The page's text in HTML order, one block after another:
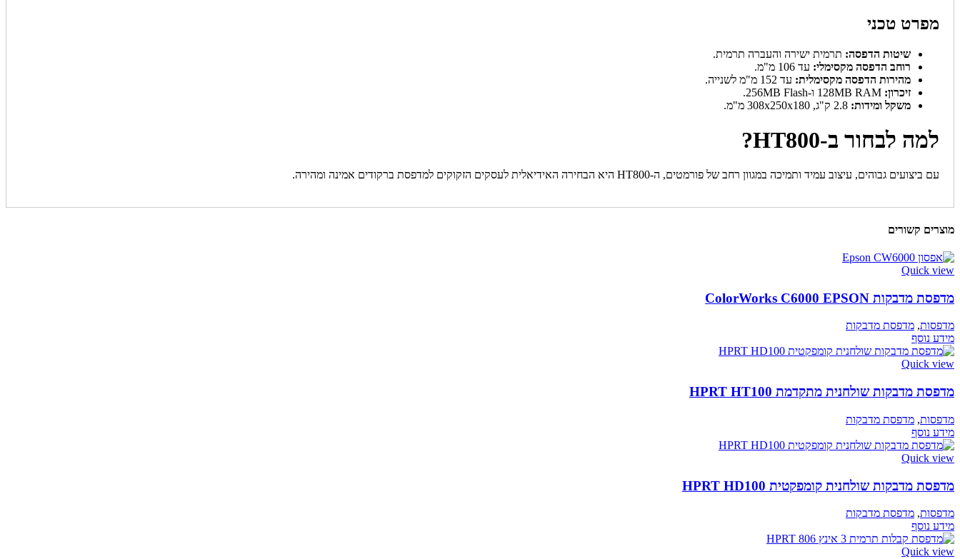
מפרט טכני
שיטות הדפסה: תרמית ישירה והעברה תרמית.
רוחב הדפסה מקסימלי: עד 106 מ"מ.
מהירות הדפסה מקסימלית: עד 152 מ"מ לשנייה.
זיכרון:
משקל ומידות:
למה לבחור ב-HT800?
עם ביצועים גבוהים, עיצוב עמיד ותמיכה במגוון רחב של פורמטים, ה-HT800 היא הבחירה האידיאלית לעסקים הזקוקים למדפסת ברקודים אמינה ומהירה.
מוצרים קשורים
Quick view
מדפסת מדבקות ColorWorks C6000 EPSON
מדפסות, מדפסת מדבקות
מידע נוסף
Quick view
מדפסת מדבקות שולחנית מתקדמת HPRT HT100
מדפסות, מדפסת מדבקות
מידע נוסף
Quick view
מדפסת מדבקות שולחנית קומפקטית HPRT HD100
מדפסות, מדפסת מדבקות
מידע נוסף
Quick view